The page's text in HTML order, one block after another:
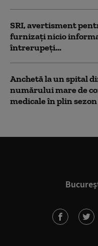
SRI, avertisment
furnizați nicio
întrerupeți...
Anchetă la un spital
numărului mare de
medicale în plin